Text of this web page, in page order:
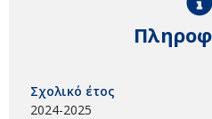
Σχολικό έτος
2024-2025